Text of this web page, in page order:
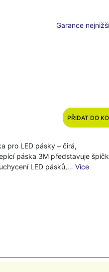
Garance
PŘIDAT DO
pro LED pásky – čirá,
páska 3M představuje
LED pásků,…Více